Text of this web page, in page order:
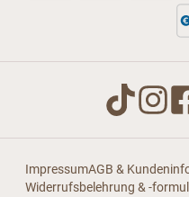
ImpressumAGB &
Widerrufsbelehrung & -